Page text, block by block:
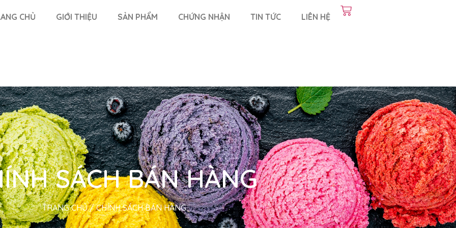
CHỦ GIỚI THIỆU SẢN PHẨM CHỨNG NHẬN TIN TỨC LIÊN HỆ
SÁCH BÁN HÀNG
TRANG CHỦ/CHÍNH SÁCH BÁN HÀNG